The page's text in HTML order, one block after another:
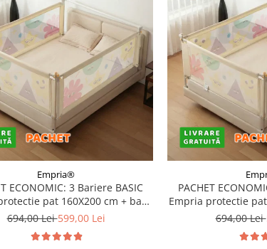
Empria®
ECONOMIC: 3 Bariere BASIC
pat 160X200 cm + bara
stabilizatoare
694,00 Lei599,00 Lei
PACHET
Empria protectie
694,00 Lei